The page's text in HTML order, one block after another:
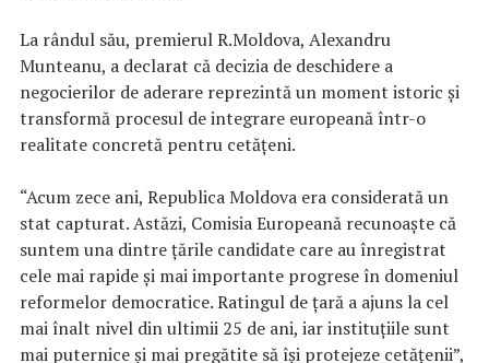
La rândul său, premierul R.Moldova, Alexandru
Munteanu, a declarat că decizia de deschidere a
negocierilor de aderare reprezintă un moment istoric şi
transformă procesul de integrare europeană într-o
realitate concretă pentru cetăţeni.
“Acum zece ani, Republica Moldova era considerată un
stat capturat. Astăzi, Comisia Europeană recunoaşte că
suntem una dintre ţările candidate care au înregistrat
cele mai rapide şi mai importante progrese în domeniul
reformelor democratice. Ratingul de ţară a ajuns la cel
mai înalt nivel din ultimii 25 de ani, iar instituţiile sunt
mai puternice şi mai pregătite să îşi protejeze cetăţenii”,